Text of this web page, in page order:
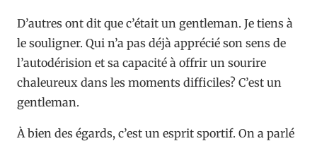
D’autres ont dit que c’était un gentleman. Je tiens à
le souligner. Qui n’a pas déjà apprécié son sens de
l’autodérision et sa capacité à offrir un sourire
chaleureux dans les moments difficiles? C’est un
gentleman.
À bien des égards, c’est un esprit sportif. On a parlé